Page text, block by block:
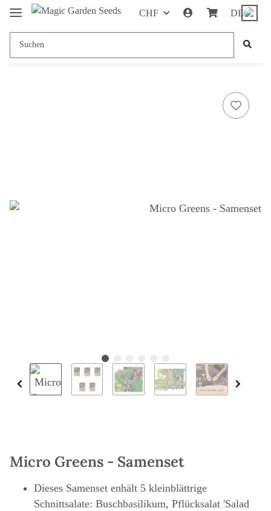
CHF DE
Micro Greens - Samenset
Dieses Samenset enhält 5 kleinblättrige
Schnittsalate: Buschbasilikum, Pflücksalat 'Salad